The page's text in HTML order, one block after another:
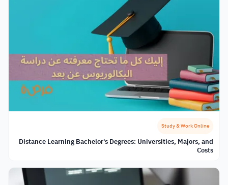
Study & Work Online
Distance Learning Bachelor's Degrees: Universities, Majors, and
Costs